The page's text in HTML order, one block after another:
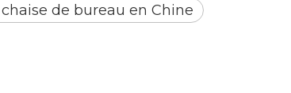
de bureau en Chine